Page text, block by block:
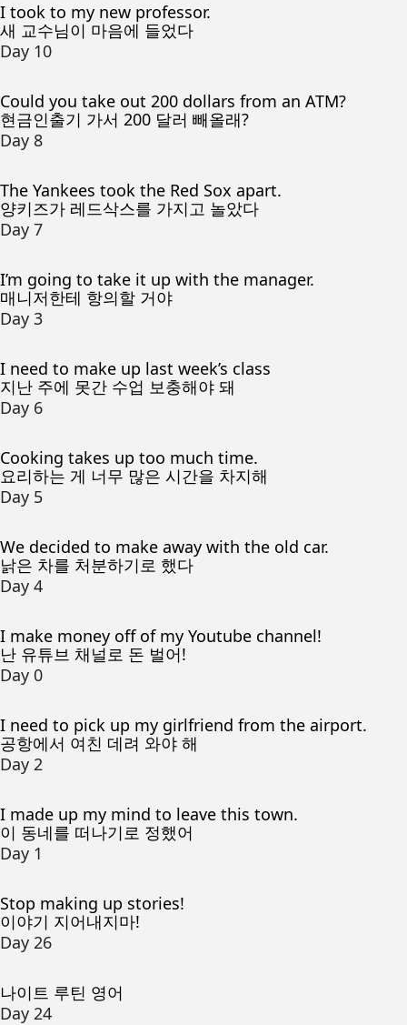
I took to my new professor.
새 교수님이 마음에 들었다
Day 10
Could you take out 200 dollars from an ATM?
현금인출기 가서 200 달러 빼올래?
Day 8
The Yankees took the Red Sox apart.
양키즈가 레드삭스를 가지고 놀았다
Day 7
I’m going to take it up with the manager.
매니저한테 항의할 거야
Day 3
I need to make up last week’s class
지난 주에 못간 수업 보충해야 돼
Day 6
Cooking takes up too much time.
요리하는 게 너무 많은 시간을 차지해
Day 5
We decided to make away with the old car.
낡은 차를 처분하기로 했다
Day 4
I make money off of my Youtube channel!
난 유튜브 채널로 돈 벌어!
Day 0
I need to pick up my girlfriend from the airport.
공항에서 여친 데려 와야 해
Day 2
I made up my mind to leave this town.
이 동네를 떠나기로 정했어
Day 1
Stop making up stories!
이야기 지어내지마!
Day 26
나이트 루틴 영어
Day 24